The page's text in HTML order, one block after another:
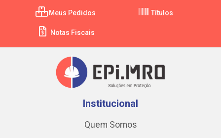
Meus Pedidos Títulos
Notas Fiscais
Institucional
Quem Somos